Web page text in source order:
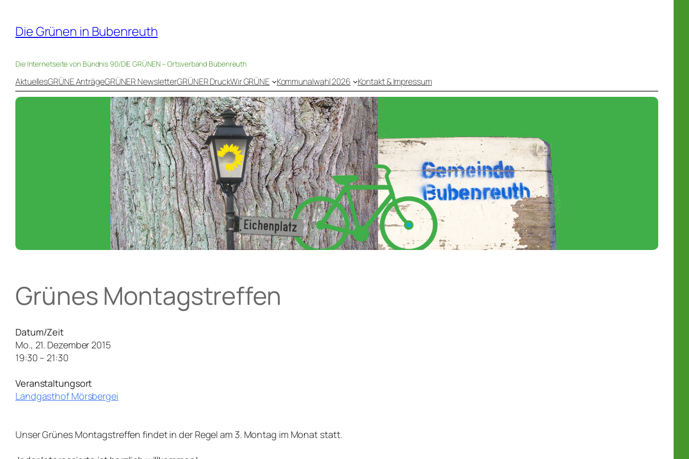
springen
Die Grünen in Bubenreuth
Die Internetseite von Bündnis 90/DIE GRÜNEN – Ortsverband Bubenreuth
AktuellesGRÜNE AnträgeGRÜNER NewsletterGRÜNER DruckWir GRÜNE Kommunalwahl 2026 Kontakt & Impressum
Grünes Montagstreffen
Datum/Zeit
Mo., 21. Dezember 2015
19:30 – 21:30
Veranstaltungsort
Landgasthof Mörsbergei
Unser Grünes Montagstreffen findet in der Regel am 3. Montag im Monat statt.